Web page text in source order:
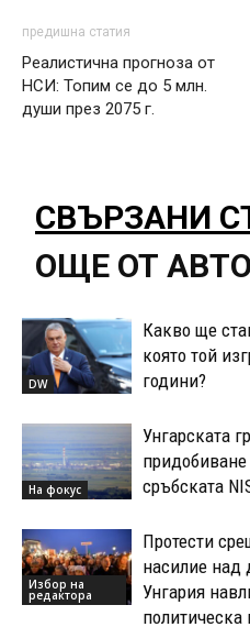
предишна статия
Реалистична прогноза от
НСИ: Топим се до 5 млн.
души през 2075 г.
СВЪРЗАНИ
ОЩЕ ОТ
DW
Какво ще
която той
години?
На фокус
Унгарската
сръбската
Избор на
редактора
Протести
насилие над
Унгария
политическа